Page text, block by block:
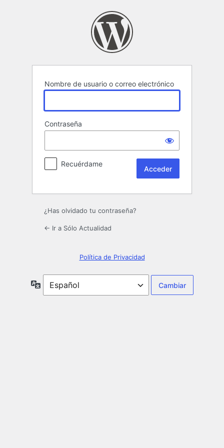
Nombre de usuario o correo electrónico
Contraseña
Recuérdame
¿Has olvidado tu contraseña?
← Ir a Sólo Actualidad
Política de Privacidad
Idioma